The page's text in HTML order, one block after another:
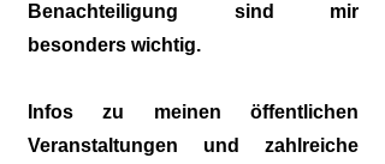
Benachteiligung sind mir
besonders wichtig.
Infos zu meinen öffentlichen
Veranstaltungen und zahlreiche